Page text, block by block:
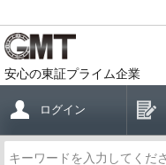
安心の東証プライム企業
ログイン